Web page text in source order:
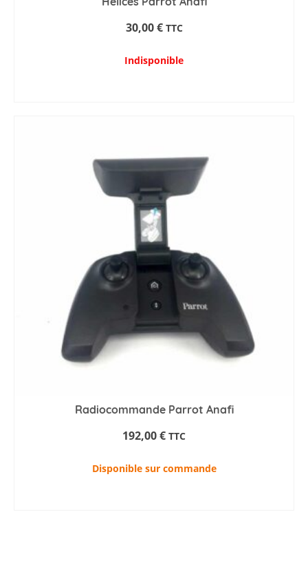
30,00€ TTC
Indisponible
Radiocommande Parrot Anafi
192,00€ TTC
Disponible sur commande